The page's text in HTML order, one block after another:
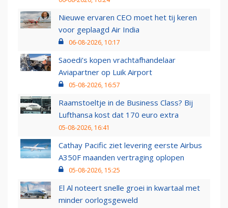
Nieuwe ervaren CEO moet het tij keren
voor geplaagd Air India
06-08-2026, 10:17
Saoedi’s kopen vrachtafhandelaar
Aviapartner op Luik Airport
05-08-2026, 16:57
Raamstoeltje in de Business Class? Bij
Lufthansa kost dat 170 euro extra
05-08-2026, 16:41
Cathay Pacific ziet levering eerste Airbus
A350F maanden vertraging oplopen
05-08-2026, 15:25
El Al noteert snelle groei in kwartaal met
minder oorlogsgeweld